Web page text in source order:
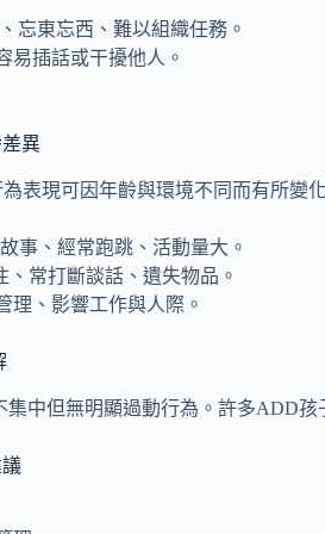
忘東忘西、難以組織任務。
易插話或干擾他人。
異
表現可因年齡與環境不同而有所變化
事、經常跑跳、活動量大。
、常打斷談話、遺失物品。
理、影響工作與人際。
中但無明顯過動行為。許多ADD